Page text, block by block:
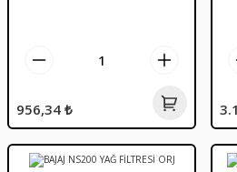
956,34 ₺